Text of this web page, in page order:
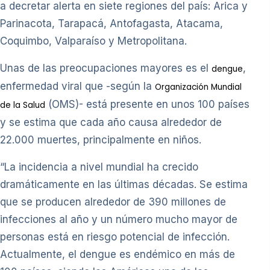
a decretar alerta en siete regiones del país: Arica y
Parinacota, Tarapacá, Antofagasta, Atacama,
Coquimbo, Valparaíso y Metropolitana.
Unas de las preocupaciones mayores es el dengue,
enfermedad viral que -según la Organización Mundial
de la Salud (OMS)- está presente en unos 100 países
y se estima que cada año causa alrededor de
22.000 muertes, principalmente en niños.
“La incidencia a nivel mundial ha crecido
dramáticamente en las últimas décadas. Se estima
que se producen alrededor de 390 millones de
infecciones al año y un número mucho mayor de
personas está en riesgo potencial de infección.
Actualmente, el dengue es endémico en más de